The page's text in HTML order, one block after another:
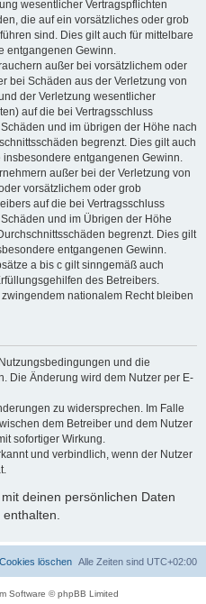
wesentlicher Vertragspflichten
die auf ein vorsätzliches oder grob
sind. Dies gilt auch für mittelbare
entgangenen Gewinn.
außer bei vorsätzlichem oder
bei Schäden aus der Verletzung von
der Verletzung wesentlicher
auf die bei Vertragsschluss
und im übrigen der Höhe nach
begrenzt. Dies gilt auch
entgangenen Gewinn.
außer bei der Verletzung von
vorsätzlichem oder grob
auf die bei Vertragsschluss
und im Übrigen der Höhe
begrenzt. Dies gilt
entgangenen Gewinn.
a bis c gilt sinngemäß auch
des Betreibers.
nationalem Recht bleiben
und die
Die Änderung wird dem Nutzer per E-
zu widersprechen. Im Falle
dem Betreiber und dem Nutzer
sofortiger Wirkung.
und verbindlich, wenn der Nutzer
deinen persönlichen Daten
Alle Zeiten sind UTC+02:00
löschen
Software © phpBB Limited